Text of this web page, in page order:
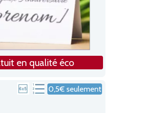
en qualité éco
0,5€ seulement